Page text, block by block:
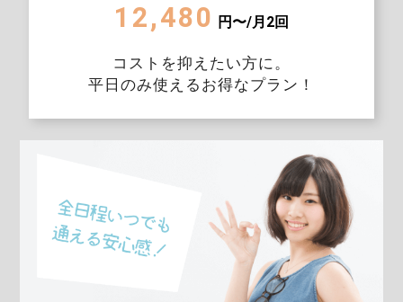
12,480 円〜/月2回
コストを抑えたい方に。
平日のみ使えるお得なプラン！